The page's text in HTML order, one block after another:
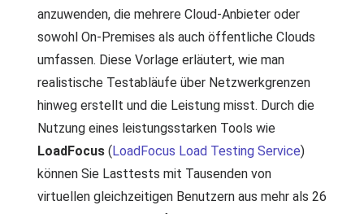
anzuwenden, die mehrere Cloud-Anbieter oder
sowohl On-Premises als auch öffentliche Clouds
umfassen. Diese Vorlage erläutert, wie man
realistische Testabläufe über Netzwerkgrenzen
hinweg erstellt und die Leistung misst. Durch die
Nutzung eines leistungsstarken Tools wie
LoadFocus (LoadFocus Load Testing Service)
können Sie Lasttests mit Tausenden von
virtuellen gleichzeitigen Benutzern aus mehr als 26